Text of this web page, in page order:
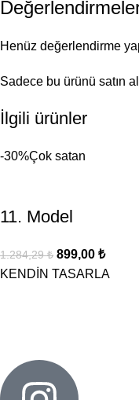
Henüz değerlendirme
Sadece bu ürünü satın
İlgili ürünler
-30%Çok satan
11. Model
1.284,29₺ 899,00 ₺
KENDİN TASARLA